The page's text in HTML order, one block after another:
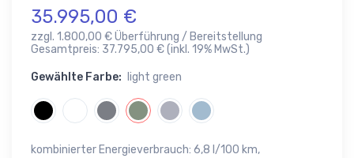
35.995,00 €
zzgl. 1.800,00 € Überführung / Bereitstellung
Gesamtpreis: 37.795,00 € (inkl. 19% MwSt.)
Gewählte Farbe: light green
kombinierter Energieverbrauch: 6,8 l/100 km,